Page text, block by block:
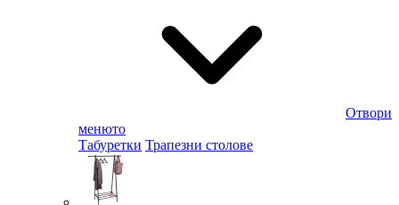
Отвори
менюто
Табуретки Трапезни столове